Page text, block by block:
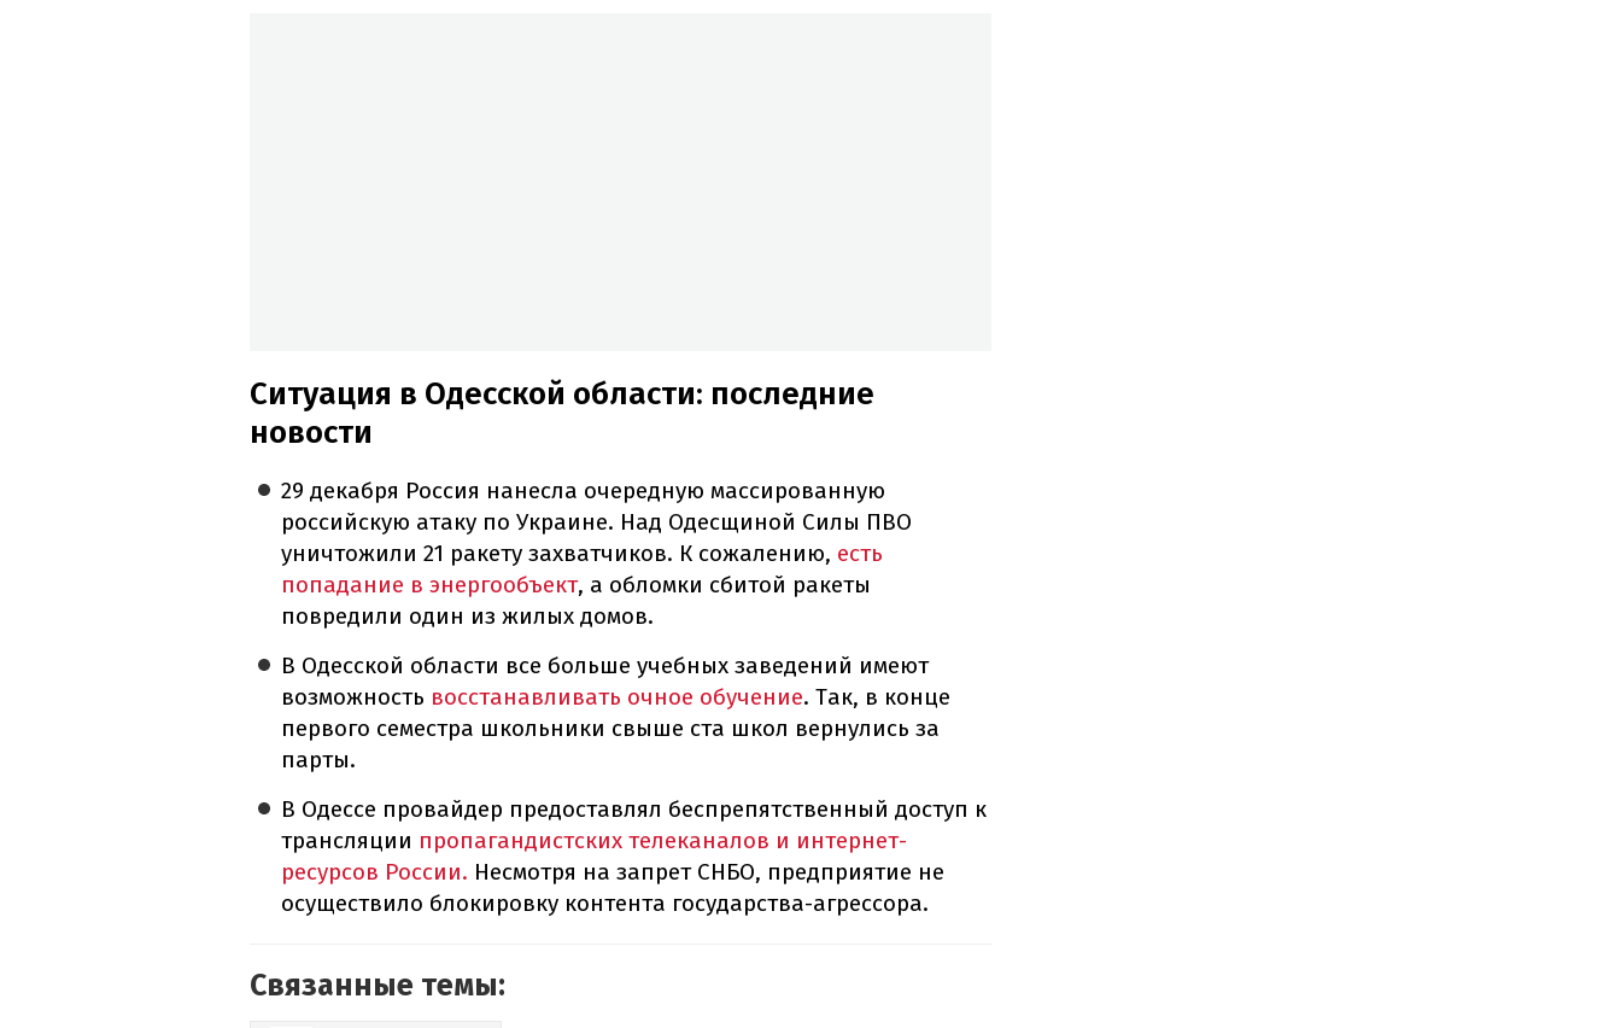
Ситуация в Одесской области: последние
новости
29 декабря Россия нанесла очередную массированную
российскую атаку по Украине. Над Одесщиной Силы ПВО
уничтожили 21 ракету захватчиков. К сожалению, есть
попадание в энергообъект, а обломки сбитой ракеты
повредили один из жилых домов.
В Одесской области все больше учебных заведений имеют
возможность восстанавливать очное обучение. Так, в конце
первого семестра школьники свыше ста школ вернулись за
парты.
В Одессе провайдер предоставлял беспрепятственный доступ к
трансляции пропагандистских телеканалов и интернет-
ресурсов России. Несмотря на запрет СНБО, предприятие не
осуществило блокировку контента государства-агрессора.
Связанные темы: